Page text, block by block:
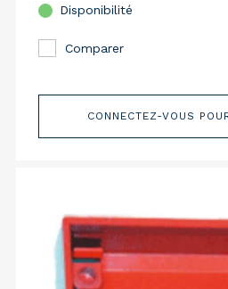
Disponibilité
Comparer
CONNECTEZ-VOUS